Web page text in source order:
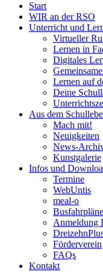
Start
WIR an der RSO
Unterricht und
Virtueller
Lernen in
Digitales
Lernen auf
Deine
Aus dem
Mach mit!
Neuigkeiten
News-
Kunstgalerie
Infos und
Termine
WebUntis
meal-o
Busfahrpläne
Anmeldung
Förderverein
FAQs
Kontakt